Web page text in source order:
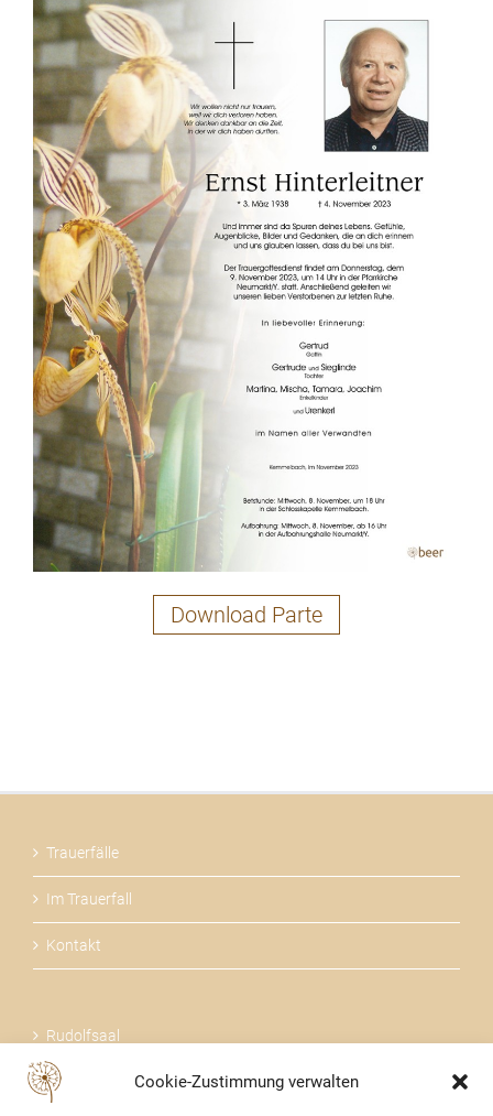
Cookie-Zustimmung verwalten
Download Parte
Trauerfälle
Im Trauerfall
Kontakt
Rudolfsaal
Über uns